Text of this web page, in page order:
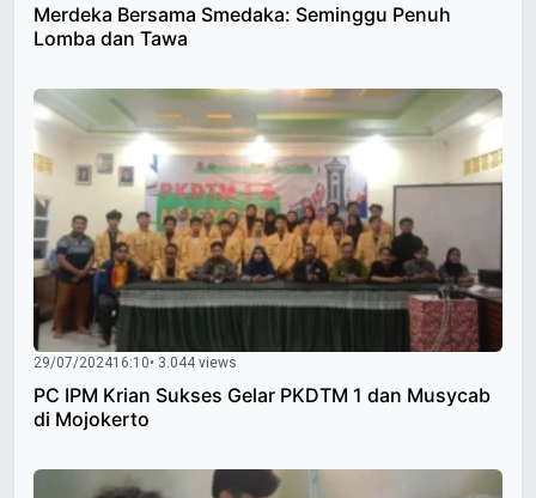
Merdeka Bersama Smedaka: Seminggu Penuh
Lomba dan Tawa
29/07/202416:10• 3.044 views
PC IPM Krian Sukses Gelar PKDTM 1 dan Musycab
di Mojokerto